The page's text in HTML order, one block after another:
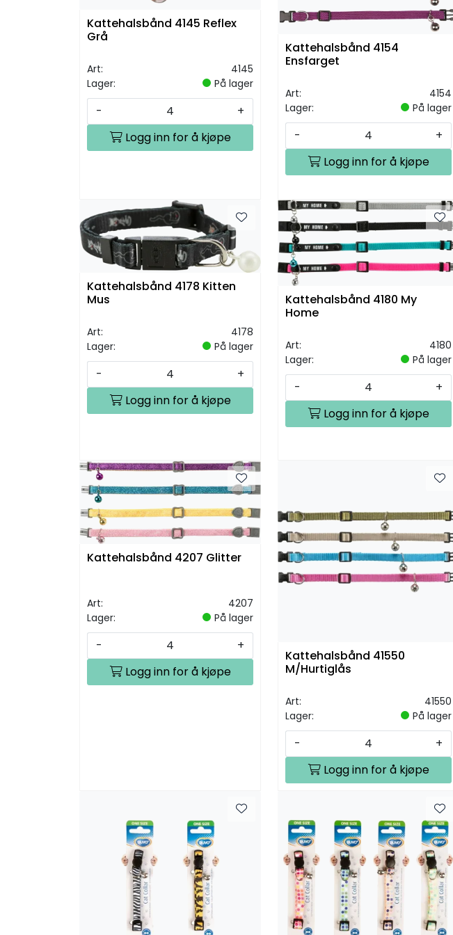
Kattehalsbånd 4145 Reflex
Grå
Art:
4145
Lager:
På lager
-
+
Logg inn for å kjøpe
Kattehalsbånd 4154
Ensfarget
Art:
4154
Lager:
På lager
-
+
Logg inn for å kjøpe
Kattehalsbånd 4178 Kitten
Mus
Art:
4178
Lager:
På lager
-
+
Logg inn for å kjøpe
Kattehalsbånd 4180 My
Home
Art:
4180
Lager:
På lager
-
+
Logg inn for å kjøpe
Kattehalsbånd 4207 Glitter
Art:
4207
Lager:
På lager
-
+
Logg inn for å kjøpe
Kattehalsbånd 41550
M/Hurtiglås
Art:
41550
Lager:
På lager
-
+
Logg inn for å kjøpe